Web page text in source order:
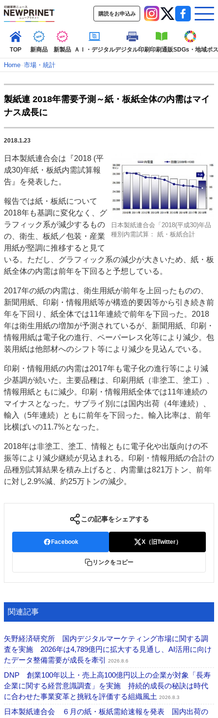
購読をお申込み
TOP 新商品 新製品 ＡＩ・デジタルデジタル印刷印刷通販SDGs・地域ポ
TOP
新着記事
インタビュー
SDGs・地域
ポストプレス ビジネス イベント 信用情報
業界
市場・統計
人事・移転・異動・訃報
特集記事カテゴリー一覧
2022 見える化・MIS特集
特集・デジタル印刷 アイデアで勝負！ ～多様なビジネス・多彩な商材～
JAPAN PACK 2023 特集
特集・デジタル印刷 ～ 新成長軌道を描く
案内
発刊案内
JFPI印刷用語集 印刷機材年鑑
運営
会社案内
購読・購入申し込み
サイトポリシー
お問い合わせ
Home–市場・統計
製紙連 2018年需要予測～紙・板紙全体の内需はマイ
ナス成長に
2018.1.23
日本製紙連合会「2018(平成30)年品
種別内需試算： 紙・板紙合計
日本製紙連合会は『2018 (平
成30)年紙・板紙内需試算報
告』を発表した。
報告では紙・板紙について
2018年も基調に変化なく、グ
ラフィック系が減少するもの
の、衛生、板紙／包装・産業
用紙が堅調に推移すると見て
いる。ただし、グラフィック系の減少が大きいため、紙・板
紙全体の内需は前年を下回ると予想している。
2017年の紙の内需は、衛生用紙が前年を上回ったものの、
新聞用紙、印刷・情報用紙等が構造的要因等から引き続き前
年を下回り、紙全体では11年連続で前年を下回った。2018
年は衛生用紙の増加が予測されているが、新聞用紙、印刷・
情報用紙は電子化の進行、ペーパーレス化等により減少。包
装用紙は他部材へのシフト等により減少を見込んでいる。
印刷・情報用紙の内需は2017年も電子化の進行等により減
少基調が続いた。主要品種は、印刷用紙（非塗工、塗工）、
情報用紙ともに減少。印刷・情報用紙全体では11年連続の
マイナスとなった。サプライ別には国内出荷（4年連続）、
輸入（5年連続）ともに前年を下回った。輸入比率は、前年
比横ばいの11.7%となった。
2018年は非塗工、塗工、情報ともに電子化や出版向けの不
振等により減少継続が見込まれる。印刷・情報用紙の合計の
品種別試算結果を積み上げると、内需量は821万トン、前年
に対し2.9%減、約25万トンの減少。
この記事をシェアする
Facebook X（旧Twitter）
リンクをコピー
関連記事
矢野経済研究所 国内デジタルマーケティング市場に関する調
査を実施 2026年は4,789億円に拡大する見通し、AI活用に向け
たデータ整備需要が成長を牽引
2026.8.6
DNP 創業100年以上・売上高100億円以上の企業が対象「長寿
企業に関する経営意識調査」を実施 持続的成長の秘訣は時代
に合わせた事業変革と挑戦を評価する組織風土 2026.8.3
日本製紙連合会 ６月の紙・板紙需給速報を発表 国内出荷の